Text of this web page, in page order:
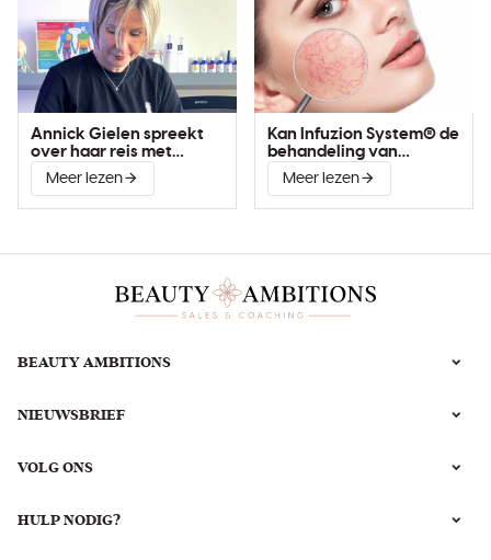
Annick Gielen spreekt
over haar reis met
Infuzion System®
Meer lezen
Kan Infuzion System® de
behandeling van
couperose verbeteren?
Meer lezen
NIEUWSBRIEF
VOLG ONS
BEAUTY AMBITIONS
HULP NODIG?